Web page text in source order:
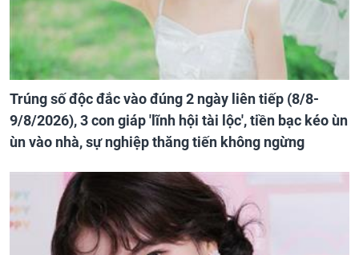
Trúng số độc đắc vào đúng 2 ngày liên tiếp (8/8-
9/8/2026), 3 con giáp 'lĩnh hội tài lộc', tiền bạc kéo ùn
ùn vào nhà, sự nghiệp thăng tiến không ngừng